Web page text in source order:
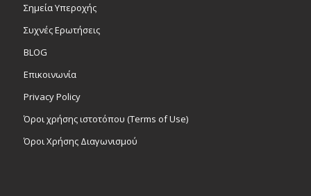
Σημεία Υπεροχής
Συχνές Ερωτήσεις
BLOG
Επικοινωνία
Privacy Policy
Όροι χρήσης ιστοτόπου (Terms of Use)
Όροι Χρήσης Διαγωνισμού